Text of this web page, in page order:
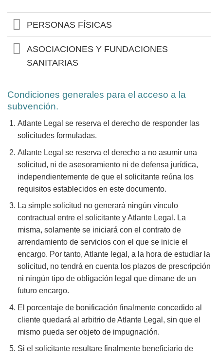
PERSONAS FÍSICAS
ASOCIACIONES Y FUNDACIONES
SANITARIAS
Condiciones generales para el acceso a la
subvención.
Atlante Legal se reserva el derecho de responder las
solicitudes formuladas.
Atlante Legal se reserva el derecho a no asumir una
solicitud, ni de asesoramiento ni de defensa jurídica,
independientemente de que el solicitante reúna los
requisitos establecidos en este documento.
La simple solicitud no generará ningún vínculo
contractual entre el solicitante y Atlante Legal. La
misma, solamente se iniciará con el contrato de
arrendamiento de servicios con el que se inicie el
encargo. Por tanto, Atlante legal, a la hora de estudiar la
solicitud, no tendrá en cuenta los plazos de prescripción
ni ningún tipo de obligación legal que dimane de un
futuro encargo.
El porcentaje de bonificación finalmente concedido al
cliente quedará al arbitrio de Atlante Legal, sin que el
mismo pueda ser objeto de impugnación.
Si el solicitante resultare finalmente beneficiario de